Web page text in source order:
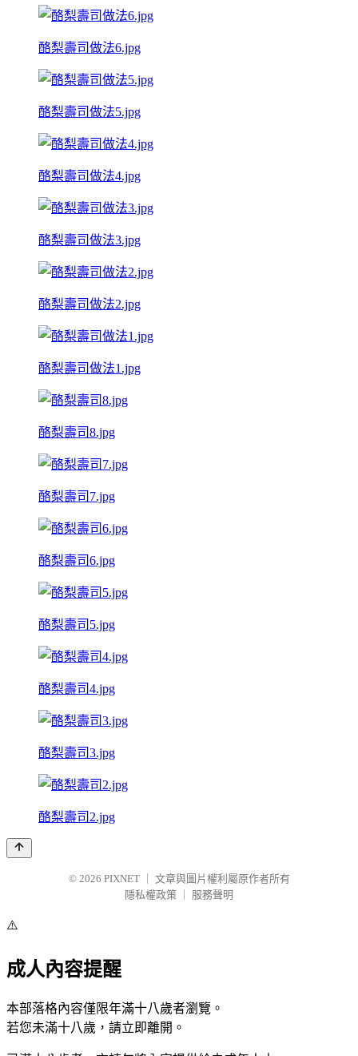
酪梨壽司做法6.jpg
酪梨壽司做法5.jpg
酪梨壽司做法4.jpg
酪梨壽司做法3.jpg
酪梨壽司做法2.jpg
酪梨壽司做法1.jpg
酪梨壽司8.jpg
酪梨壽司7.jpg
酪梨壽司6.jpg
酪梨壽司5.jpg
酪梨壽司4.jpg
酪梨壽司3.jpg
酪梨壽司2.jpg
© 2026 PIXNET
文章與圖片權利屬原作者所有
隱私權政策
服務聲明
⚠️
成人內容提醒
本部落格內容僅限年滿十八歲者瀏覽。
若您未滿十八歲，請立即離開。